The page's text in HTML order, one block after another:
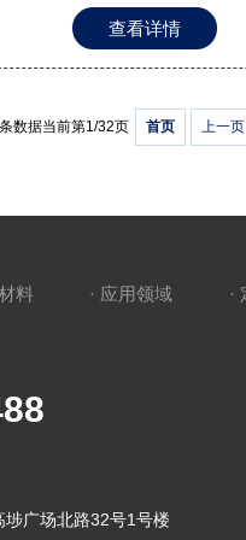
型的压坯密度分布不
实现各向同性的压力
度梯度直接导致烧结
收缩开裂。 烧结工艺
的波动范围，而生物
人工操作，批次间参
黏附性能波动，部分
查看详情
数据当前第1/32页 首页 上一页
料 · 应用领域 ·
广场北路32号1号楼